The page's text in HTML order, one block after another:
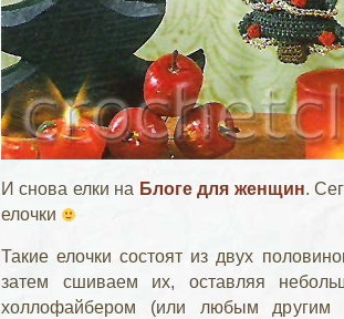
И снова елки на Блоге для женщин.
елочки
Такие елочки состоят из двух
затем сшиваем их, оставляя
холлофайбером (или любым другим